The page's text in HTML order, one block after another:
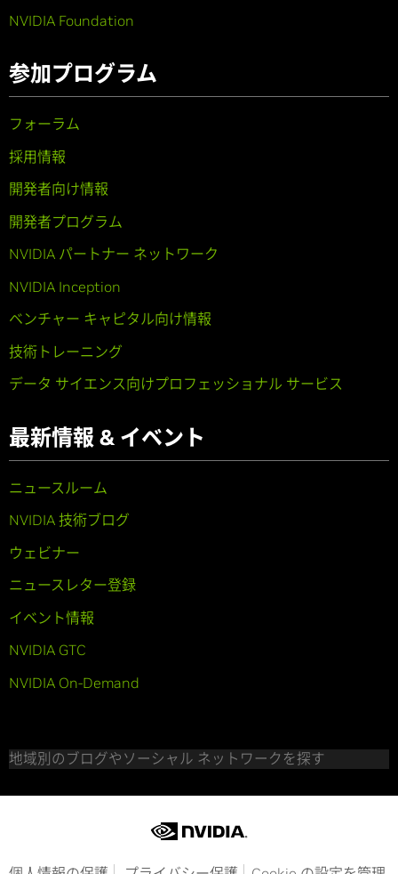
NVIDIA Foundation
参加プログラム
フォーラム
採用情報
開発者向け情報
開発者プログラム
NVIDIA パートナー ネットワーク
NVIDIA Inception
ベンチャー キャピタル向け情報
技術トレーニング
データ サイエンス向けプロフェッショナル サービス
最新情報 & イベント
ニュースルーム
NVIDIA 技術ブログ
ウェビナー
ニュースレター登録
イベント情報
NVIDIA GTC
NVIDIA On-Demand
地域別のブログやソーシャル ネットワークを探す